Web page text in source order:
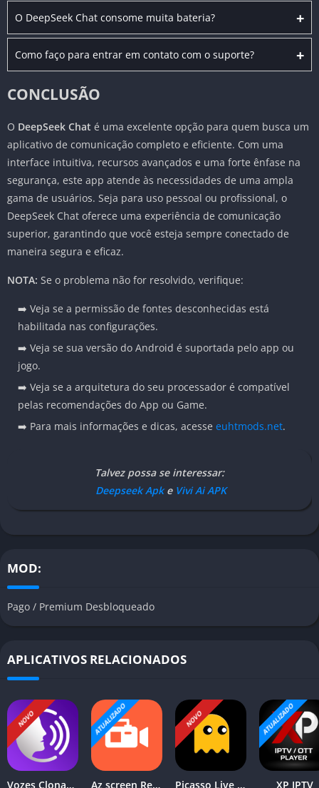
+
O DeepSeek Chat consome muita bateria?
+
Como faço para entrar em contato com o suporte?
CONCLUSÃO
O DeepSeek Chat é uma excelente opção para quem busca um
aplicativo de comunicação completo e eficiente. Com uma
interface intuitiva, recursos avançados e uma forte ênfase na
segurança, este app atende às necessidades de uma ampla
gama de usuários. Seja para uso pessoal ou profissional, o
DeepSeek Chat oferece uma experiência de comunicação
superior, garantindo que você esteja sempre conectado de
maneira segura e eficaz.
NOTA: Se o problema não for resolvido, verifique:
➡️ Veja se a permissão de fontes desconhecidas está
habilitada nas configurações.
➡️ Veja se sua versão do Android é suportada pelo app ou
jogo.
➡️ Veja se a arquitetura do seu processador é compatível
pelas recomendações do App ou Game.
➡️ Para mais informações e dicas, acesse euhtmods.net.
Talvez possa se interessar:
Deepseek Apke Vivi Ai APK
MOD:
Pago / Premium Desbloqueado
APLICATIVOS RELACIONADOS
NOVO
Vozes Clonadas
ATUALIZADO
Az screen Recorder
NOVO
Picasso Live TV
ATUALIZADO
XP IPTV